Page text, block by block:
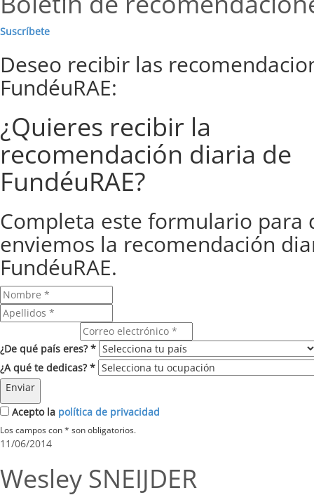
Suscríbete
Deseo recibir las
FundéuRAE:
¿Quieres recibir la
recomendación diaria de
FundéuRAE?
Completa este formulario para
enviemos la recomendación
FundéuRAE.
¿De qué país eres? *
¿A qué te dedicas? *
Enviar
Acepto la política de privacidad
Los campos con * son obligatorios.
11/06/2014
Wesley SNEIJDER